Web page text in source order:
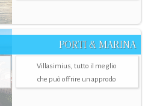
PORTI & MARINA
Villasimius, tutto il meglio
che può offrire un approdo